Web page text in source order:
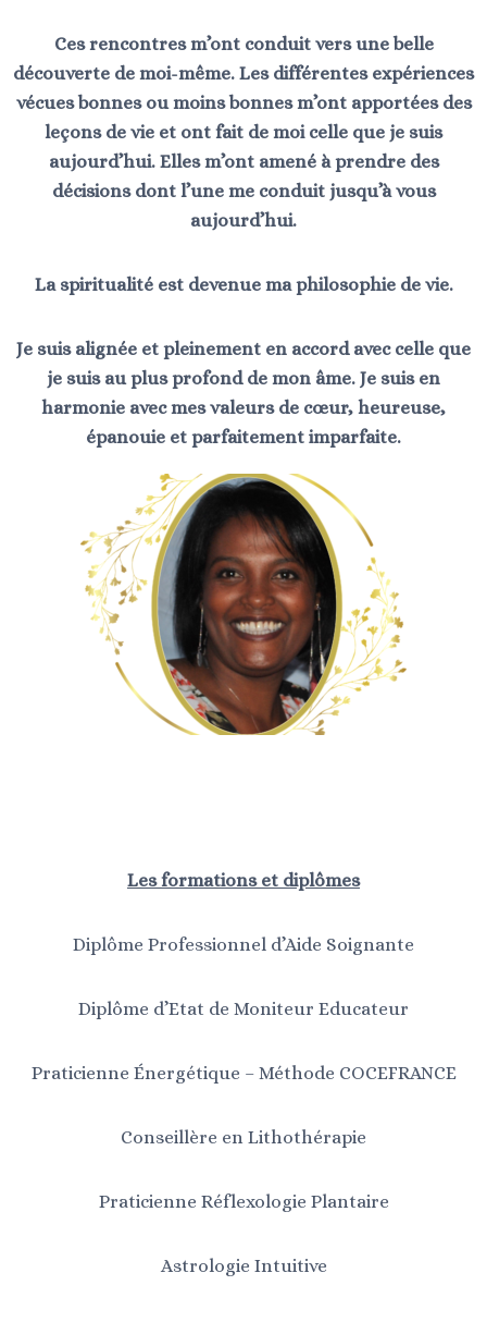
Ces rencontres m’ont conduit vers une belle
découverte de moi-même. Les différentes expériences
vécues bonnes ou moins bonnes m’ont apportées des
leçons de vie et ont fait de moi celle que je suis
aujourd’hui. Elles m’ont amené à prendre des
décisions dont l’une me conduit jusqu’à vous
aujourd’hui.
La spiritualité est devenue ma philosophie de vie.
Je suis alignée et pleinement en accord avec celle que
je suis au plus profond de mon âme. Je suis en
harmonie avec mes valeurs de cœur, heureuse,
épanouie et parfaitement imparfaite.
Les formations et diplômes
Diplôme Professionnel d’Aide Soignante
Diplôme d’Etat de Moniteur Educateur
Praticienne Énergétique – Méthode COCEFRANCE
Conseillère en Lithothérapie
Praticienne Réflexologie Plantaire
Astrologie Intuitive